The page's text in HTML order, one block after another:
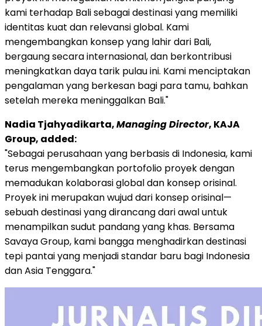
kami terhadap Bali sebagai destinasi yang memiliki
identitas kuat dan relevansi global. Kami
mengembangkan konsep yang lahir dari Bali,
bergaung secara internasional, dan berkontribusi
meningkatkan daya tarik pulau ini. Kami menciptakan
pengalaman yang berkesan bagi para tamu, bahkan
setelah mereka meninggalkan Bali."
Nadia Tjahyadikarta,Managing Director, KAJA
Group, added:
"Sebagai perusahaan yang berbasis di Indonesia, kami
terus mengembangkan portofolio proyek dengan
memadukan kolaborasi global dan konsep orisinal.
Proyek ini merupakan wujud dari konsep orisinal—
sebuah destinasi yang dirancang dari awal untuk
menampilkan sudut pandang yang khas. Bersama
Savaya Group, kami bangga menghadirkan destinasi
tepi pantai yang menjadi standar baru bagi Indonesia
dan Asia Tenggara."